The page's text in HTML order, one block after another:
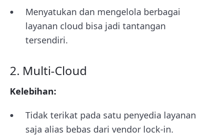
Menyatukan dan mengelola berbagai
layanan cloud bisa jadi tantangan
tersendiri.
2. Multi-Cloud
Kelebihan:
Tidak terikat pada satu penyedia layanan
saja alias bebas dari vendor lock-in.